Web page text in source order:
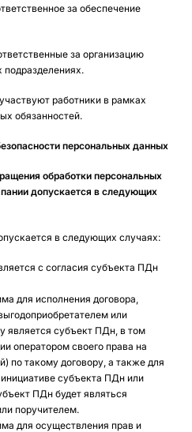
за обеспечение
за организацию
работники в рамках
обязанностей.
персональных данных
обработки персональных
допускается в следующих
в следующих случаях:
с согласия субъекта ПДн
для исполнения договора,
или
является субъект ПДн, в том
оператором своего права на
по такому договору, а также для
субъекта ПДн или
ПДн будет являться
поручителем.
для осуществления прав и